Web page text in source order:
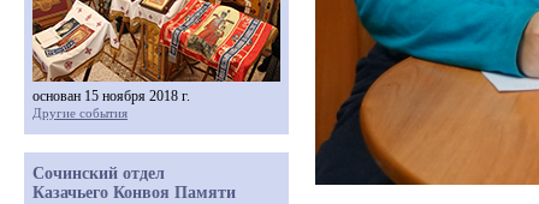
основан 15 ноября 2018 г.
Другие события
Сочинский отдел
Казачьего Конвоя Памяти